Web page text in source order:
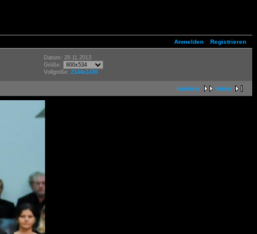
Anmelden Registrieren
Datum: 29.11.2013
Größe:
Vollgröße: 2144x1430
nächste letzte